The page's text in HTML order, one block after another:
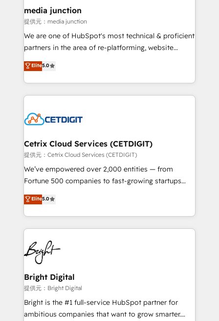
Mexico, USA, and Portugal—we've executed over a
hundred successful operations. Our approach,
rooted in RevOps principles, integrates analysis,
training, planning, and qualification. Leveraging
inbound marketing tactics, we focus on
understanding, nurturing, and converting leads.
competitive market.
media junction
提供元：media junction
We are one of HubSpot's most technical & proficient
partners in the area of re-platforming, website
design & development. We specialize in multi-hub
implementations for mid-market & enterprise
companies. We are woman-owned, powered by
coffee, and we ❤️ dogs. We produce award-winning
Impact Award 🏆2022 Technical Expertise Impact
Award 🏆2020 Elite Solutions Partner 🏆2019
Integrations HubSpot Impact Award 🏆2019
Marketing Enablement HubSpot Impact Award 🏆
2018 Website Design HubSpot Impact Award 🏆2017
Growth-Driven Design Agency of the Year 🏆2016
Sales Enablement HubSpot Impact Award 🏆2015
HubSpot COS Performance Award 🏆2014 HubSpot
COS Design Award 🏆2013 HubSpot Marketplace
Partner 📆Founded in 1997
Elite5.0
Cetrix Cloud Services (CETDIGIT)
提供元：Cetrix Cloud Services (CETDIGIT)
We’ve empowered over 2,000 entities — from
Fortune 500 companies to fast-growing startups
and nonprofits — to streamline operations, scale
revenue, and unlock the full potential of HubSpot.
With deep technical and industry expertise, we fuse
automation, integration, and AI innovation to deliver
lasting impact. We specialize in: • Turnkey and end-
to-end HubSpot implementations • Onboarding for
Sales, Service, Marketing & Content Hubs • AI voice
and chat agents, predictive automation, and smart
workflows • Salesforce + HubSpot integration •
RevOps and AI-driven sales enablement • Website
design and CMS development • ERP integration: SAP,
Elite5.0
Bright Digital
提供元：Bright Digital
Bright is the #1 full-service HubSpot partner for
ambitious companies that want to grow smarter.